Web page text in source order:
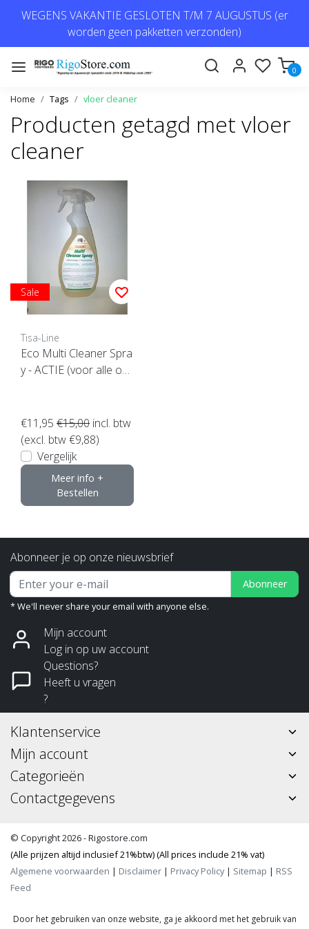
WEGENS VAKANTIE GESLOTEN T/M 7 AUGUSTUS (er
worden geen pakketten verzonden)
0
Home Tags vloer cleaner
Producten getagd met vloer
cleaner
Sale
Tisa-Line
Eco Multi Cleaner Spra
y - ACTIE (voor alle op
€11,95 €15,00 incl. btw
(excl. btw €9,88)
Vergelijk
Meer info +
Bestellen
Abonneer je op onze nieuwsbrief
Abonneer
* We'll never share your email with anyone else.
Mijn account
Log in op uw account
Questions?
Heeft u vragen
?
Klantenservice
Mijn account
Categorieën
Contactgegevens
© Copyright 2026 - Rigostore.com
(Alle prijzen altijd inclusief 21%btw) (All prices include 21% vat)
Algemene voorwaarden | Disclaimer | Privacy Policy| Sitemap | RSS
Feed
Door het gebruiken van onze website, ga je akkoord met het gebruik van